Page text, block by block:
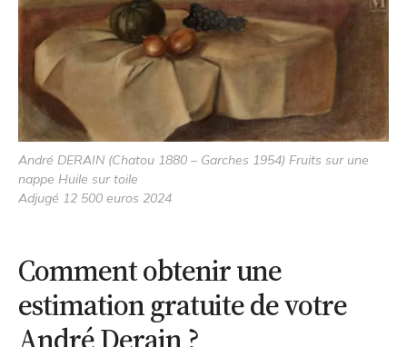
André DERAIN (Chatou 1880 – Garches 1954) Fruits sur une
nappe Huile sur toile
Adjugé 12 500 euros 2024
Comment obtenir une
estimation gratuite de votre